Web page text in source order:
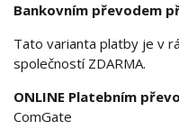
Bankovním převodem
Tato varianta platby je v
společností ZDARMA.
ONLINE Platebním
ComGate